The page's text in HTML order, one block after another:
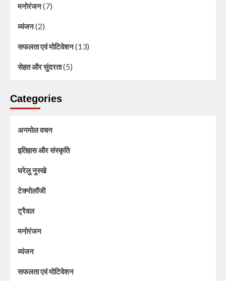
मनोरंजन(7)
व्यंजन(2)
सफलता एवं मोटिवेशन(13)
सेहत और सुंदरता(5)
Categories
अनमोल वचन
इतिहास और संस्कृति
घरेलु नुस्खे
टेक्नोलॉजी
ट्रैवल
मनोरंजन
व्यंजन
सफलता एवं मोटिवेशन